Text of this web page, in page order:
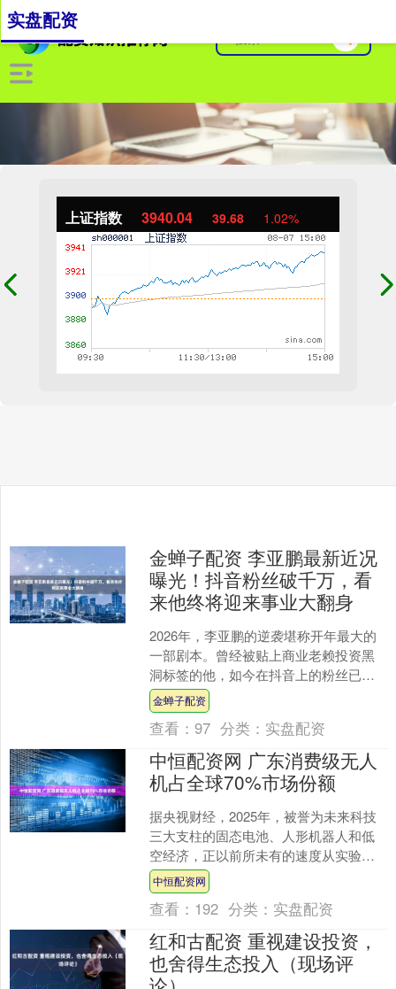
上证指数 3940.04 39.68 1.02%
实盘配资
金蝉子配资 李亚鹏最新近况
曝光！抖音粉丝破千万，看
来他终将迎来事业大翻身
2026年，李亚鹏的逆袭堪称开年最大的
一部剧本。曾经被贴上商业老赖投资黑
洞标签的他，如今在抖音上的粉丝已经
突破了1048.2万，仅仅一次普洱茶的直
播，就卖出了1....
金蝉子配资
查看：97 分类： 实盘配资
中恒配资网 广东消费级无人
机占全球70%市场份额
据央视财经，2025年，被誉为未来科技
三大支柱的固态电池、人形机器人和低
空经济，正以前所未有的速度从实验室
走向产业化。广东借助产业链完善的优
势，正在布局未来三大....
中恒配资网
查看： 192 分类： 实盘配资
红和古配资 重视建设投资，
也舍得生态投入（现场评